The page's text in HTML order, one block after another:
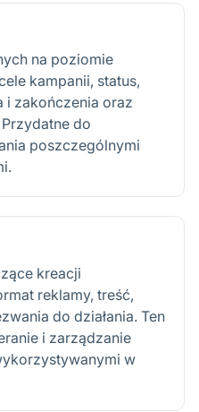
na poziomie
kampanii, status,
i zakończenia oraz
do
poszczególnymi
kreacji
reklamy, treść,
do działania. Ten
i zarządzanie
w